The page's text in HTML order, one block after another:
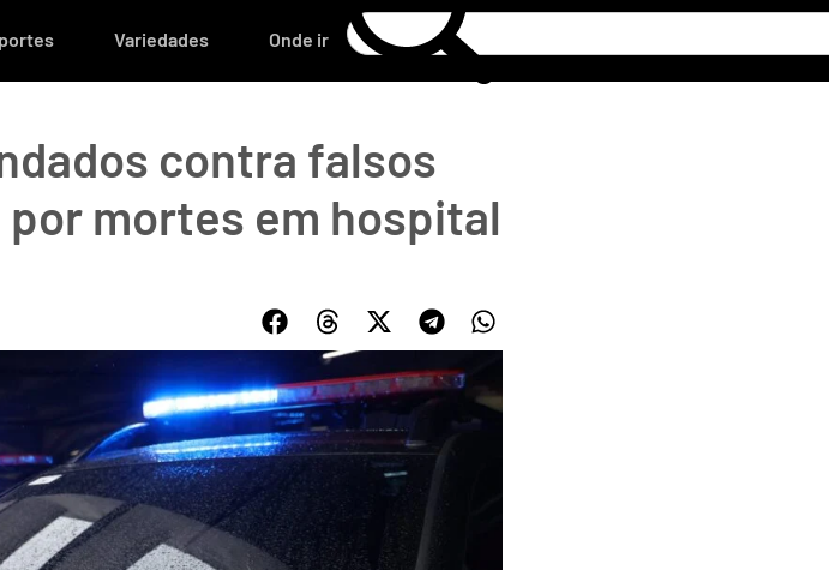
Variedades Onde ir
contra falsos
mortes em hospital